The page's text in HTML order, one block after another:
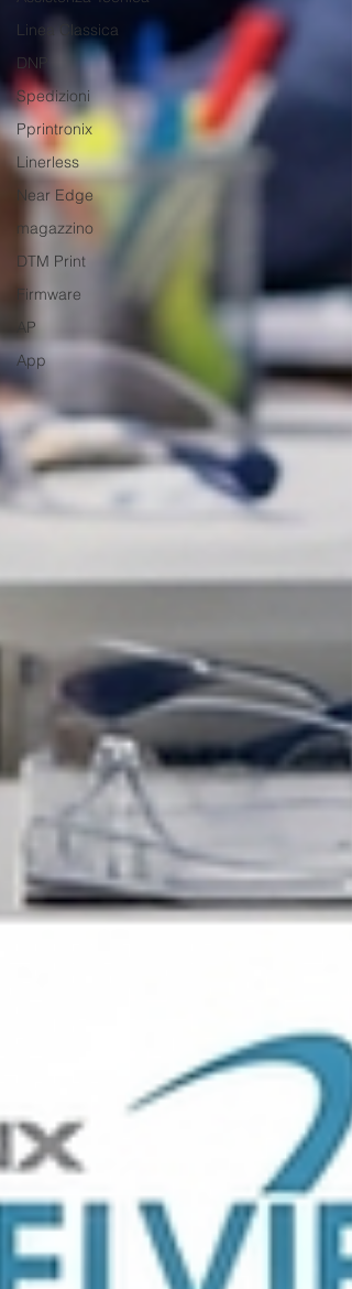
Linea Classica
DNP
Spedizioni
Pprintronix
Linerless
Near Edge
magazzino
DTM Print
Firmware
AP
App